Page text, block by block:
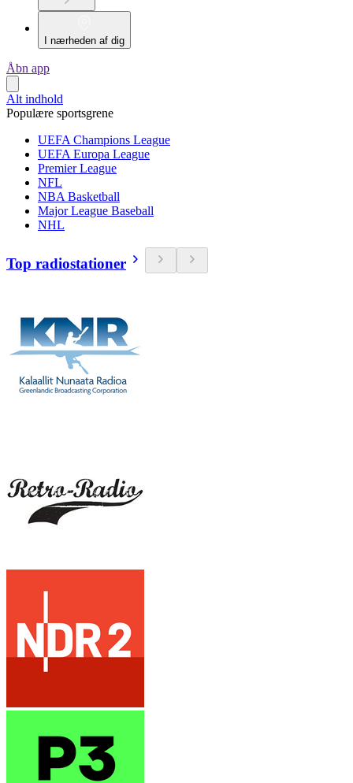
I nærheden af dig
Åbn app
Alt indhold
Populære sportsgrene
UEFA Champions League
UEFA Europa League
Premier League
NFL
NBA Basketball
Major League Baseball
NHL
Top radiostationer